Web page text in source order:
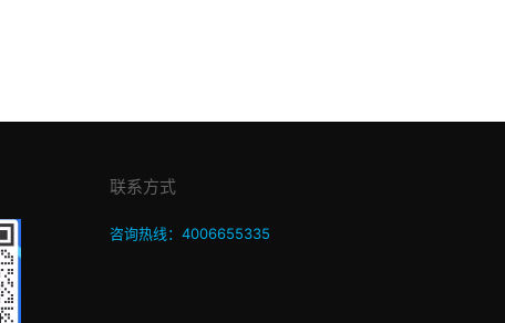
联系方式
咨询热线：4006655335